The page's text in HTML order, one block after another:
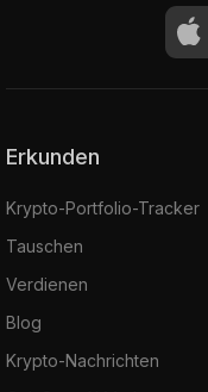
Erkunden
Krypto-Portfolio-Tracker
Tauschen
Verdienen
Blog
Krypto-Nachrichten